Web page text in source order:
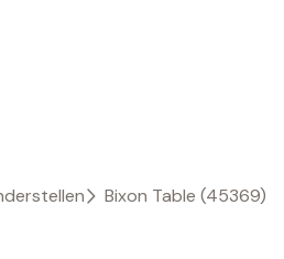
Bixon Table (45369)